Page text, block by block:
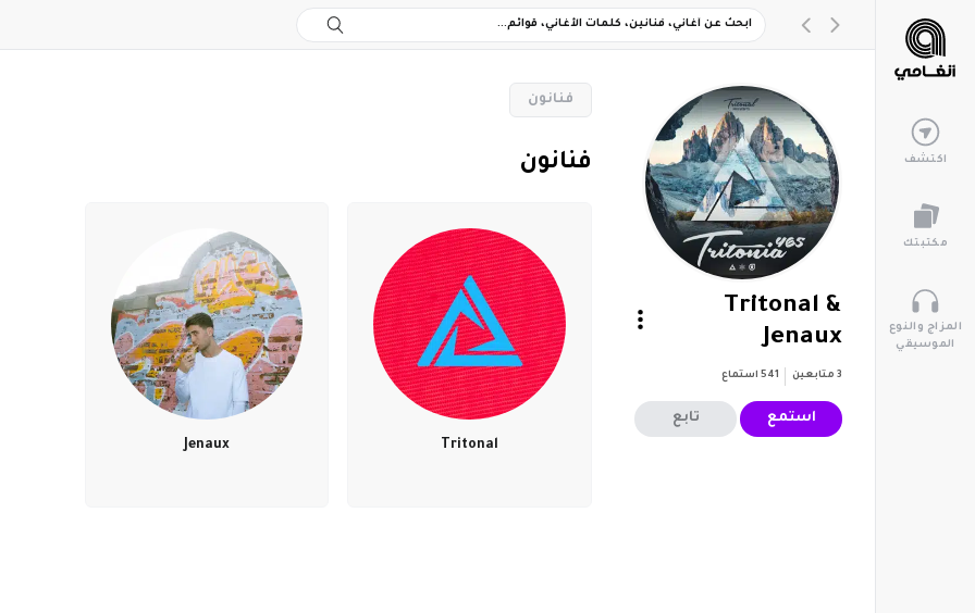
اكتشف
مكتبتك
المزاج والنوع
الموسيقي
Tritonal &
Jenaux
3 متابعين 541 استماع
استمع تابع
‏فنانون
‏فنانون
Tritonal
Jenaux